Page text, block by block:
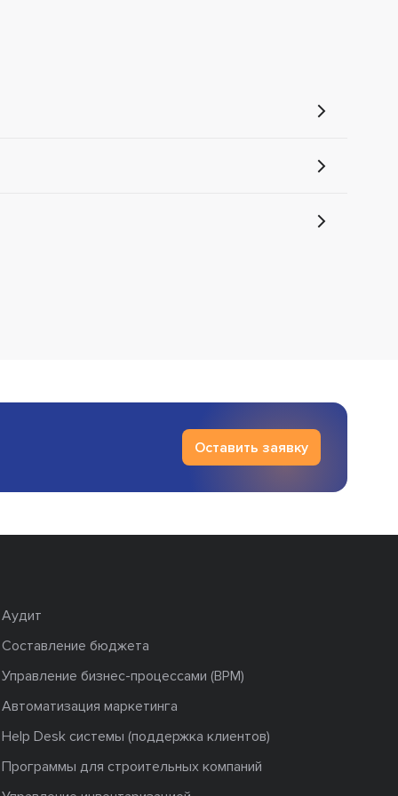
Оставить заявку
Аудит
Составление бюджета
Управление бизнес-процессами (BPM)
Автоматизация маркетинга
Help Desk системы (поддержка клиентов)
Программы для строительных компаний